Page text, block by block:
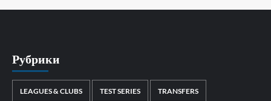
Рубрики
LEAGUES & CLUBS TEST SERIES TRANSFERS